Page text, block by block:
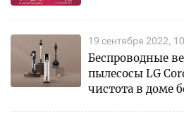
19 сентября 2022,
Беспроводные
пылесосы LG
чистота в доме